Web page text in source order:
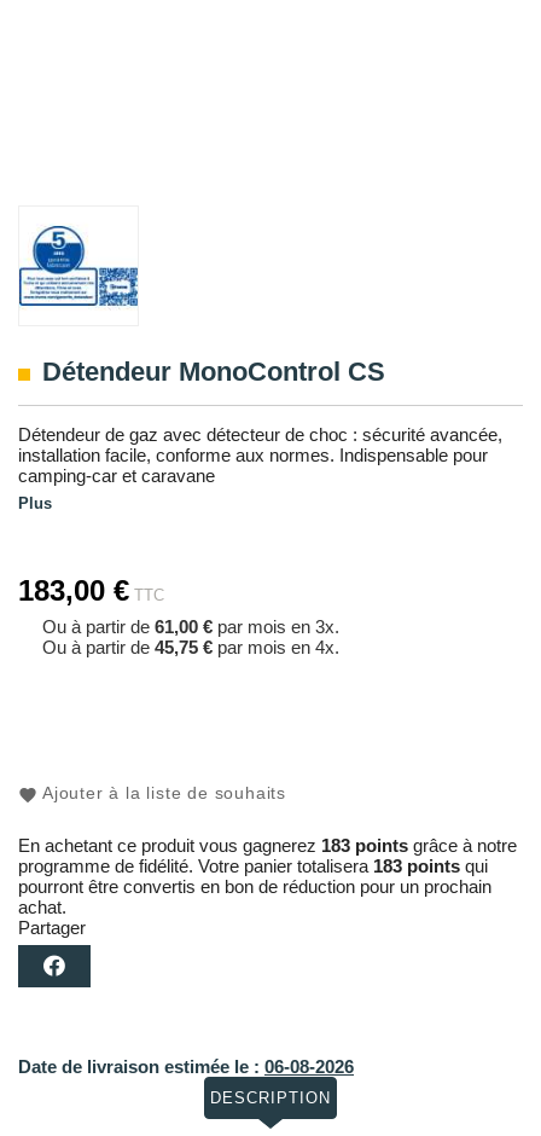
Détendeur MonoControl CS
Détendeur de gaz avec détecteur de choc : sécurité avancée,
installation facile, conforme aux normes. Indispensable pour
camping-car et caravane
Plus
183,00 € TTC
Ou à partir de 61,00 € par mois en 3x.
Ou à partir de 45,75 € par mois en 4x.
Ajouter à la liste de souhaits
En achetant ce produit vous gagnerez 183 points grâce à notre
programme de fidélité. Votre panier totalisera 183 points qui
pourront être convertis en bon de réduction pour un prochain
achat.
Partager
Date de livraison estimée le : 06-08-2026
DESCRIPTION